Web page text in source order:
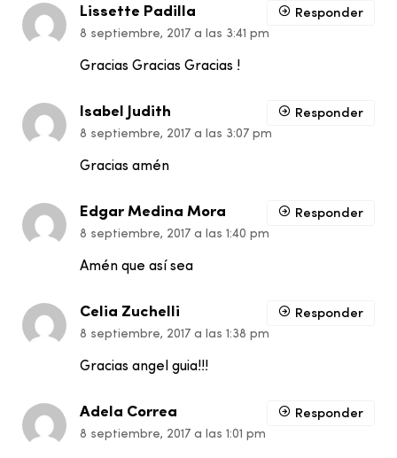
Lissette Padilla
8 septiembre, 2017 a las 3:41 pm
Gracias Gracias Gracias !
Responder
Isabel Judith
8 septiembre, 2017 a las 3:07 pm
Gracias amén
Responder
Edgar Medina Mora
8 septiembre, 2017 a las 1:40 pm
Amén que así sea
Responder
Celia Zuchelli
8 septiembre, 2017 a las 1:38 pm
Gracias angel guia!!!
Responder
Adela Correa
8 septiembre, 2017 a las 1:01 pm
Responder